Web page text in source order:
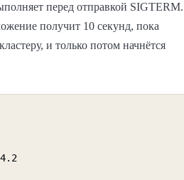
перед отправкой SIGTERM.
получит 10 секунд, пока
и только потом начнётся